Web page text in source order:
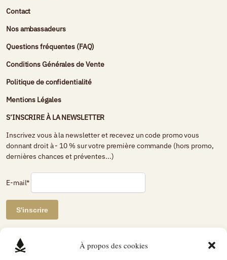
À propos des cookies
Contact
Nos ambassadeurs
Questions fréquentes (FAQ)
Conditions Générales de Vente
Politique de confidentialité
Mentions Légales
S’INSCRIRE À LA NEWSLETTER
Inscrivez vous à la newsletter et recevez un code promo vous
donnant droit à - 10 % sur votre première commande (hors promo,
dernières chances et préventes...)
E-mail*
AVIS DE CLIENTS CERTIFIÉS